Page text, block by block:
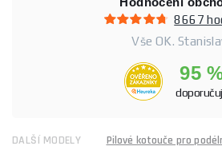
8667
Vše OK.
95
DALŠÍ MODELY Pilové kotouče pro